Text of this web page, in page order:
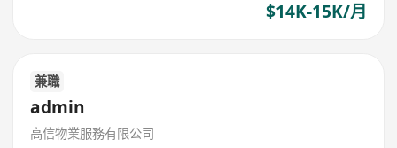
$14K-15K/月
兼職
admin
高信物業服務有限公司